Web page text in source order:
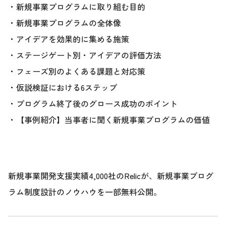
・新規事業プログラムに取り組む目的
・新規事業プログラムの全体像
・アイデアを効果的に集める施策
・ステージゲート別・アイデアの評価方法
・フェーズ別のよくある課題と対応策
・仮説検証における6ステップ
・プログラム終了後のグロース成功のポイント
・【事例紹介】当事者に聞く新規事業プログラムの価値
新規事業開発支援実績4,000社のRelicが、新規事業プログ
ラム制度設計のノウハウを一部無料公開。